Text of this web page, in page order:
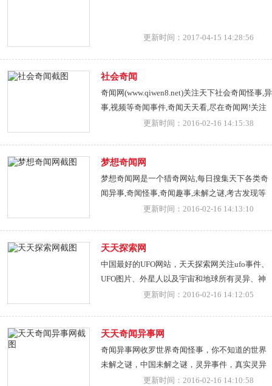
更新时间：2017-04-15 14:28:56
社会奇闻
奇闻网(www.qiwen8.net)关注天下社会奇闻怪事,异
事,视频等奇闻事件,奇闻天天看,尽在奇闻网!关注
奇闻网,关注奇闻事件报道!想了解奇闻动态,就请
更新时间：2016-02-16 14:15:38
梦想奇闻网
梦想奇闻网是一个猎奇网站,每日搜集天下各类奇
闻异事,奇闻怪事,奇闻趣事,未解之谜,考古发现等
等,同时也提供UFO飞碟以及各类异形怪物图片供
更新时间：2016-02-16 14:13:10
天天探索网
中国最好的UFO网站，天天探索网关注ufo事件、
UFO图片、外星人以及宇宙和地球所有灵异、神
奇的事物,探索未知世界,让您普及科学知识。
更新时间：2016-02-16 14:12:05
天天奇闻异事网
奇闻异事网收罗世界奇闻怪事，你不知道的世界
未解之谜，中国未解之谜，灵异事件，真实灵异
事件，都可以在本站看到图片。
更新时间：2016-02-16 14:10:58